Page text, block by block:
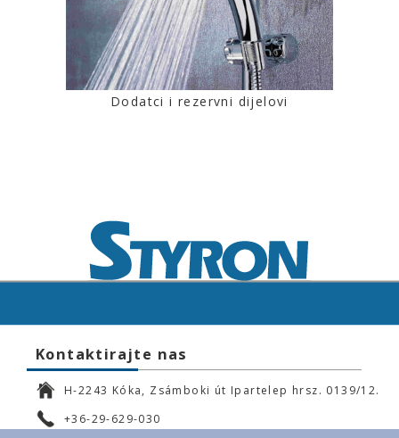
Dodatci i rezervni dijelovi
Kontaktirajte nas
H-2243 Kóka, Zsámboki út Ipartelep hrsz. 0139/12.
+36-29-629-030